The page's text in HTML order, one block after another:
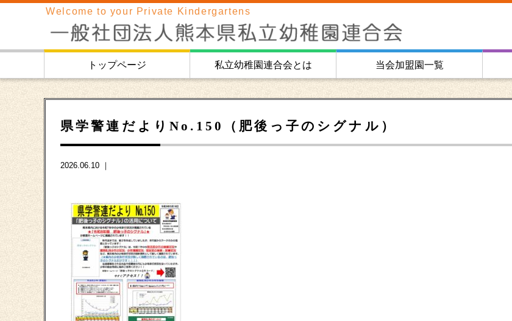
Welcome to your Private Kindergartens
トップページ 私立幼稚園連合会とは 当会加盟園一覧
県学警連だよりNo.150（肥後っ子のシグナル）
2026.06.10 ｜